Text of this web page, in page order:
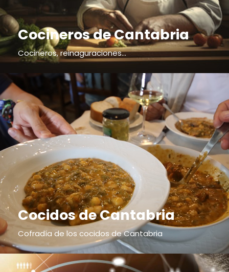
Cocineros de Cantabria
Cocineros, reinaguraciones...
Cocidos de Cantabria
Cofradía de los cocidos de Cantabria